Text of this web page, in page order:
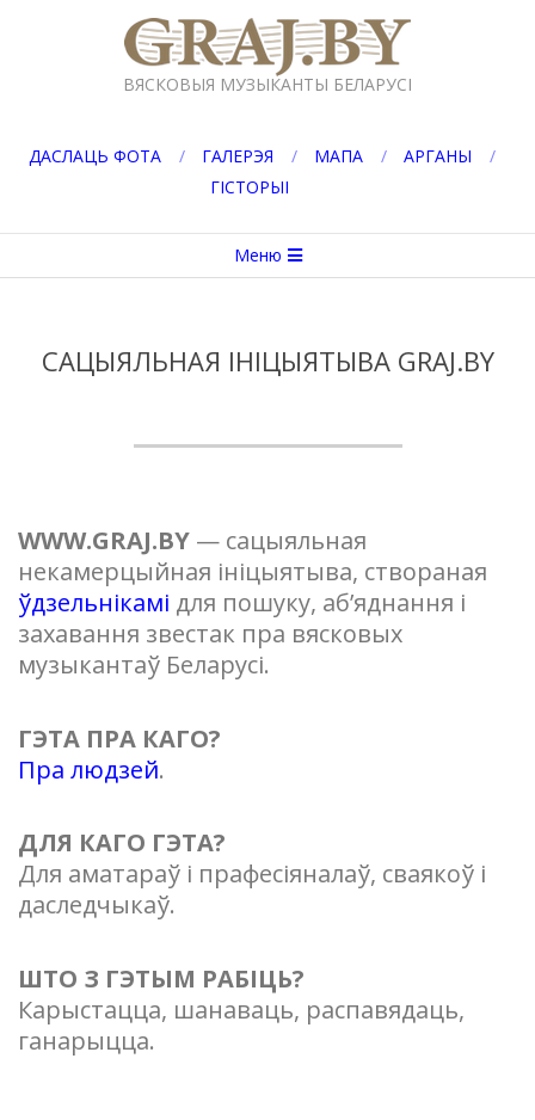
GRAJ.BY
ВЯСКОВЫЯ МУЗЫКАНТЫ БЕЛАРУСІ
ДАСЛАЦЬ ФОТА ГАЛЕРЭЯ МАПА
АРГАНЫ
ГІСТОРЫІ
меню
Меню
САЦЫЯЛЬНАЯ ІНІЦЫЯТЫВА GRAJ.BY
WWW.GRAJ.BY — сацыяльная
некамерцыйная ініцыятыва, створаная
ўдзельнікамі для пошуку, аб’яднання і
захавання звестак пра вясковых
музыкантаў Беларусі.
ГЭТА ПРА КАГО?
Пра людзей.
ДЛЯ КАГО ГЭТА?
Для аматараў і прафесіяналаў, сваякоў і
даследчыкаў.
ШТО З ГЭТЫМ РАБІЦЬ?
Карыстацца, шанаваць, распавядаць,
ганарыцца.